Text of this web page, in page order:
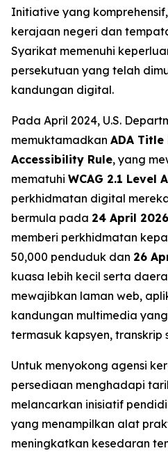
Initiative yang
kerajaan negeri dan
Syarikat memenuhi
persekutuan yang telah
kandungan digital.
Pada April 2024, U.S.
memuktamadkan ADA
Accessibility Rule, yang
mematuhi WCAG 2.1 Level
perkhidmatan digital
bermula pada 24 April 2026
memberi perkhidmatan
50,000 penduduk dan 26
kuasa lebih kecil serta
mewajibkan laman web,
kandungan multimedia
termasuk kapsyen, transkrip
Untuk menyokong agensi
persediaan menghadapi
melancarkan inisiatif
yang menampilkan alat
meningkatkan kesedaran